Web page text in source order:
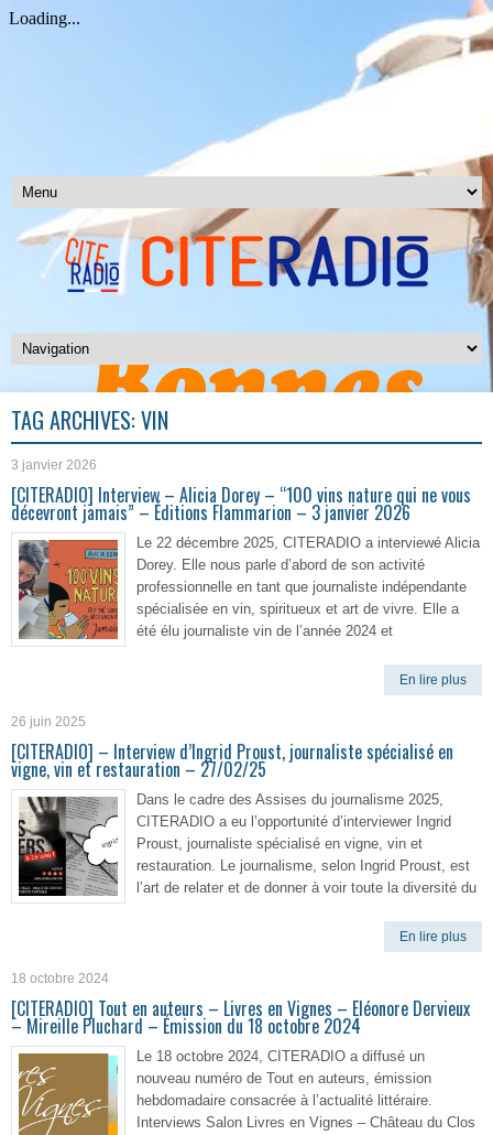
TAG ARCHIVES:VIN
3 janvier 2026
[CITERADIO] Interview – Alicia Dorey – “100 vins nature qui ne vous
décevront jamais” – Éditions Flammarion – 3 janvier 2026
Le 22 décembre 2025, CITERADIO a interviewé Alicia
Dorey. Elle nous parle d’abord de son activité
professionnelle en tant que journaliste indépendante
spécialisée en vin, spiritueux et art de vivre. Elle a
été élu journaliste vin de l’année 2024 et
En lire plus
26 juin 2025
[CITERADIO] – Interview d’Ingrid Proust, journaliste spécialisé en
vigne, vin et restauration – 27/02/25
Dans le cadre des Assises du journalisme 2025,
CITERADIO a eu l’opportunité d’interviewer Ingrid
Proust, journaliste spécialisé en vigne, vin et
restauration. Le journalisme, selon Ingrid Proust, est
l’art de relater et de donner à voir toute la diversité du
En lire plus
18 octobre 2024
[CITERADIO] Tout en auteurs – Livres en Vignes – Eléonore Dervieux
– Mireille Pluchard – Émission du 18 octobre 2024
Le 18 octobre 2024, CITERADIO a diffusé un
nouveau numéro de Tout en auteurs, émission
hebdomadaire consacrée à l’actualité littéraire.
Interviews Salon Livres en Vignes – Château du Clos